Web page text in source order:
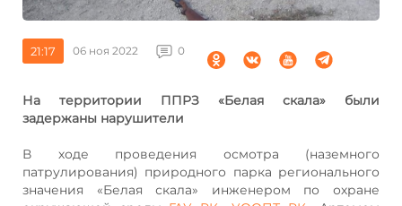
21:17 06 ноя 2022 0
На территории ППРЗ «Белая скала» были
задержаны нарушители
В ходе проведения осмотра (наземного
патрулирования) природного парка регионального
значения «Белая скала» инженером по охране